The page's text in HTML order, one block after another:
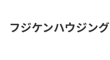
ジケンハウジング